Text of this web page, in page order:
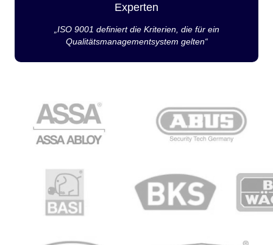
Experten
„ISO 9001 definiert die Kriterien, die für ein
Qualitätsmanagementsystem gelten“